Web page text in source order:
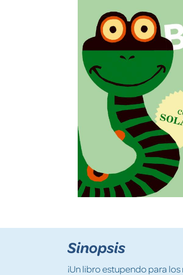
Sinopsis
¡Un libro estupendo para